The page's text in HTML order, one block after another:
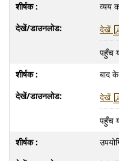
व्यय
देखें
पहुँच
बाद के
देखें
पहुँच